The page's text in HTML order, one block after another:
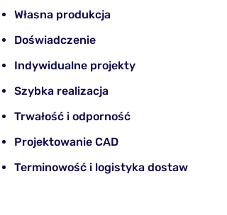
Własna produkcja
Doświadczenie
Indywidualne projekty
Szybka realizacja
Trwałość i odporność
Projektowanie CAD
Terminowość i logistyka dostaw